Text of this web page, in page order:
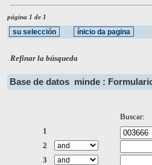
página 1 de 1
Refinar la búsqueda
Base de datos minde :
Buscar:
1
2
3